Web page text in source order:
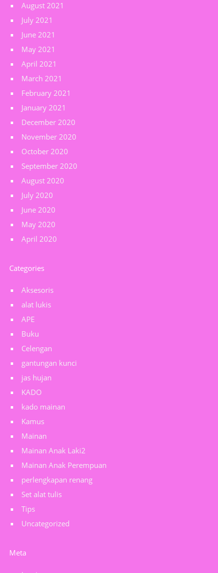
August 2021
July 2021
June 2021
May 2021
April 2021
March 2021
February 2021
January 2021
December 2020
November 2020
October 2020
September 2020
August 2020
July 2020
June 2020
May 2020
April 2020
Categories
Aksesoris
alat lukis
APE
Buku
Celengan
gantungan kunci
jas hujan
KADO
kado mainan
Kamus
Mainan
Mainan Anak Laki2
Mainan Anak Perempuan
perlengkapan renang
Set alat tulis
Tips
Uncategorized
Meta